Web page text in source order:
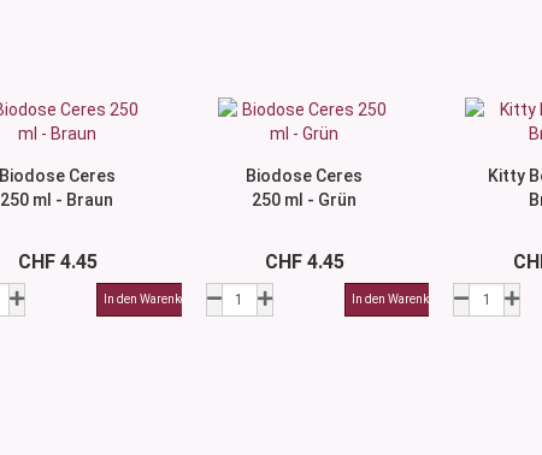
Biodose Ceres
250 ml - Braun
CHF 4.45
Biodose Ceres
250 ml - Grün
CHF 4.45
Kitty